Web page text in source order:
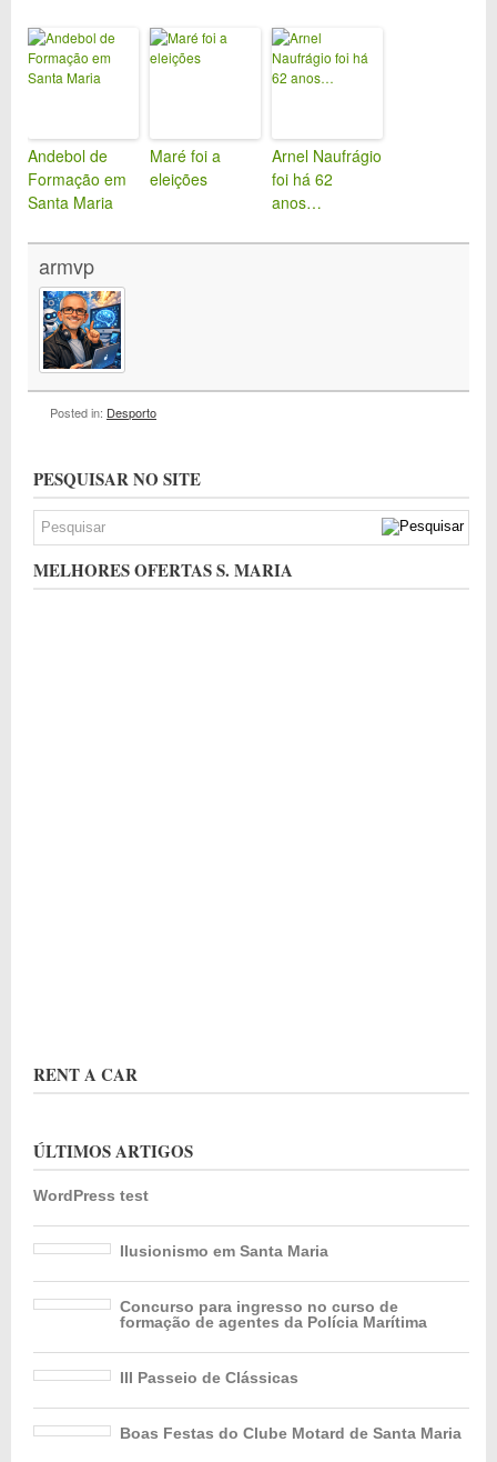
Andebol de
Formação em
Santa Maria
Maré foi a
eleições
Arnel Naufrágio
foi há 62
anos…
armvp
Posted in: Desporto
PESQUISAR NO SITE
MELHORES OFERTAS S. MARIA
RENT A CAR
ÚLTIMOS ARTIGOS
WordPress test
Ilusionismo em Santa Maria
Concurso para ingresso no curso de
formação de agentes da Polícia Marítima
III Passeio de Clássicas
Boas Festas do Clube Motard de Santa Maria